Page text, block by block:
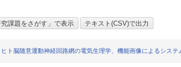
ヒト脳随意運動神経回路網の電気生理学、機能画像によるシステ